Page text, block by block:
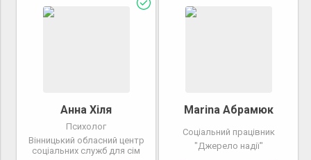
Анна Хіля
Психолог
Вінницький обласний центр
соціальних служб для сім
Marina Абрамюк
Соціальний працівник
"Джерело надії"